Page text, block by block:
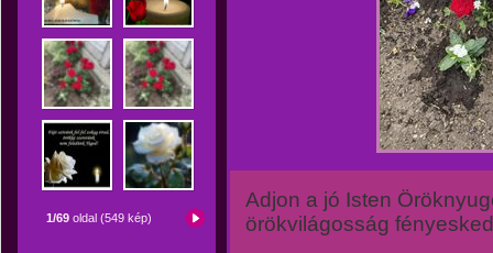
1/69 oldal (549 kép)
Adjon a jó Isten
örökvilágosság